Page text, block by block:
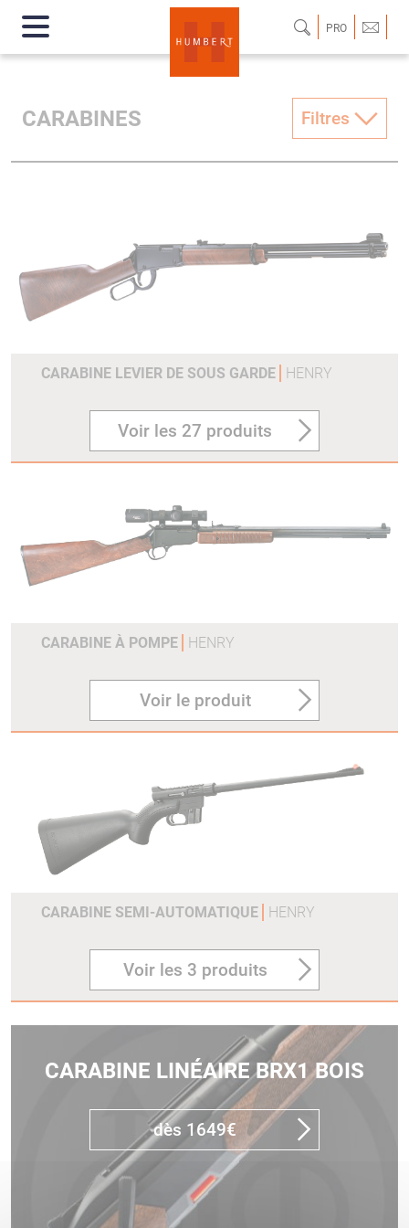
PRO
CARABINES Filtres
CARABINE LEVIER DE SOUS GARDE HENRY
Voir les 27 produits
CARABINE À POMPE HENRY
Voir le produit
CARABINE SEMI-AUTOMATIQUE HENRY
Voir les 3 produits
CARABINE LINÉAIRE BRX1 BOIS
dès 1649€